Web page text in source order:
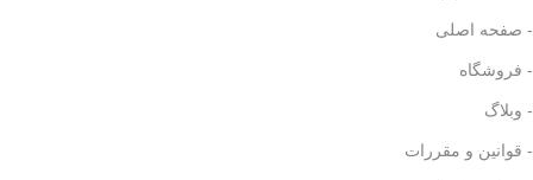
- صفحه اصلی
- فروشگاه
- وبلاگ
- قوانین و مقررات